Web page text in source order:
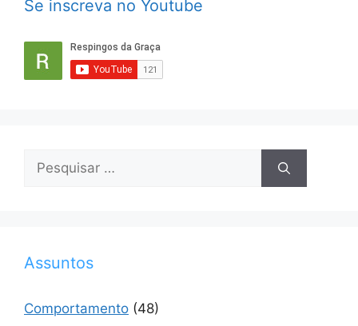
Se inscreva no Youtube
Pesquisar
Assuntos
Comportamento (48)